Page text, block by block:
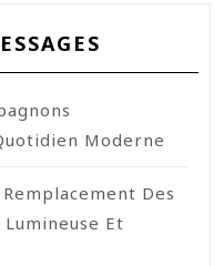
Moderne
Des
Et